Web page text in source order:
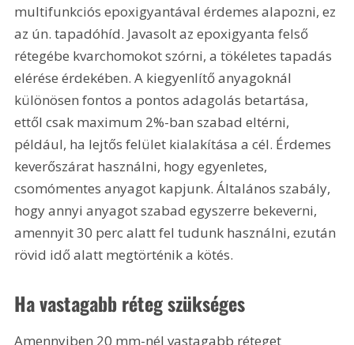
multifunkciós epoxigyantával érdemes alapozni, ez
az ún. tapadóhíd. Javasolt az epoxigyanta felső
rétegébe kvarchomokot szórni, a tökéletes tapadás
elérése érdekében. A kiegyenlítő anyagoknál
különösen fontos a pontos adagolás betartása,
ettől csak maximum 2%-ban szabad eltérni,
például, ha lejtős felület kialakítása a cél. Érdemes
keverőszárat használni, hogy egyenletes,
csomómentes anyagot kapjunk. Általános szabály,
hogy annyi anyagot szabad egyszerre bekeverni,
amennyit 30 perc alatt fel tudunk használni, ezután
rövid idő alatt megtörténik a kötés.
Ha vastagabb réteg szükséges
Amennyiben 20 mm-nél vastagabb réteget